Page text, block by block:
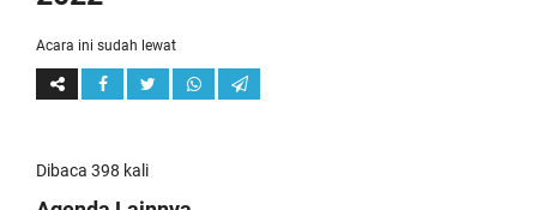
Acara ini sudah lewat
Dibaca 398 kali